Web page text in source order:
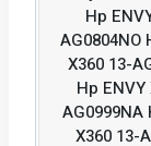
Hp
AG0804NO
X360 13-
Hp
AG0999NA
X360 13-